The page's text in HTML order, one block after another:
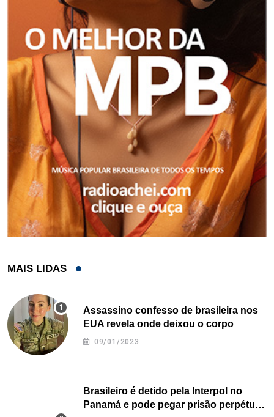
MAIS LIDAS
Assassino confesso de brasileira nos
EUA revela onde deixou o corpo
09/01/2023
Brasileiro é detido pela Interpol no
Panamá e pode pegar prisão perpétua